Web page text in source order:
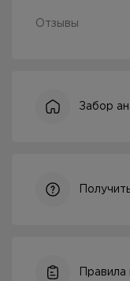
Отзывы
Забор
Правила